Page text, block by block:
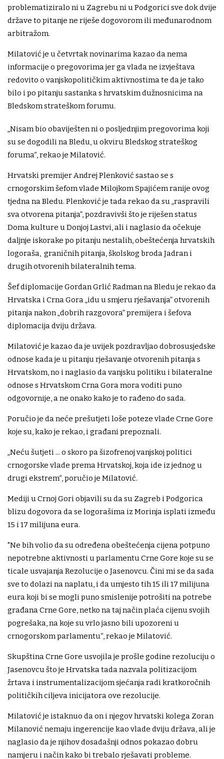
problematiziralo ni u Zagrebu ni u Podgorici sve dok dvije
države to pitanje ne riješe dogovorom ili međunarodnom
arbitražom.
Milatović je u četvrtak novinarima kazao da nema
informacije o pregovorima jer ga vlada ne izvještava
redovito o vanjskopolitičkim aktivnostima te da je tako
bilo i po pitanju sastanka s hrvatskim dužnosnicima na
Bledskom strateškom forumu.
„Nisam bio obaviješten ni o posljednjim pregovorima koji
su se dogodili na Bledu, u okviru Bledskog strateškog
foruma“, rekao je Milatović.
Hrvatski premijer Andrej Plenković sastao se s
crnogorskim šefom vlade Milojkom Spajićem ranije ovog
tjedna na Bledu. Plenković je tada rekao da su „raspravili
sva otvorena pitanja”, pozdravivši što je riješen status
Doma kulture u Donjoj Lastvi, ali i naglasio da očekuje
daljnje iskorake po pitanju nestalih, obeštećenja hrvatskih
logoraša, graničnih pitanja, školskog broda Jadran i
drugih otvorenih bilateralnih tema.
Šef diplomacije Gordan Grlić Radman na Bledu je rekao da
Hrvatska i Crna Gora „idu u smjeru rješavanja” otvorenih
pitanja nakon „dobrih razgovora” premijera i šefova
diplomacija dviju država.
Milatović je kazao da je uvijek pozdravljao dobrosusjedske
odnose kada je u pitanju rješavanje otvorenih pitanja s
Hrvatskom, no i naglasio da vanjsku politiku i bilateralne
odnose s Hrvatskom Crna Gora mora voditi puno
odgovornije, a ne onako kako je to rađeno do sada.
Poručio je da neće prešutjeti loše poteze vlade Crne Gore
koje su, kako je rekao, i građani prepoznali.
„Neću šutjeti ... o skoro pa šizofrenoj vanjskoj politici
crnogorske vlade prema Hrvatskoj, koja ide iz jednog u
drugi ekstrem“, poručio je Milatović.
Mediji u Crnoj Gori objavili su da su Zagreb i Podgorica
blizu dogovora da se logorašima iz Morinja isplati između
15 i 17 milijuna eura.
"Ne bih volio da su određena obeštećenja cijena potpuno
nepotrebne aktivnosti u parlamentu Crne Gore koje su se
ticale usvajanja Rezolucije o Jasenovcu. Čini mi se da sada
sve to dolazi na naplatu, i da umjesto tih 15 ili 17 milijuna
eura koji bi se mogli puno smislenije potrošiti na potrebe
građana Crne Gore, netko na taj način plaća cijenu svojih
pogrešaka, na koje su vrlo jasno bili upozoreni u
crnogorskom parlamentu“, rekao je Milatović.
Skupština Crne Gore usvojila je prošle godine rezoluciju o
Jasenovcu što je Hrvatska tada nazvala politizacijom
žrtava i instrumentalizacijom sjećanja radi kratkoročnih
političkih ciljeva inicijatora ove rezolucije.
Milatović je istaknuo da on i njegov hrvatski kolega Zoran
Milanović nemaju ingerencije kao vlade dviju država, ali je
naglasio da je njihov dosadašnji odnos pokazao dobru
namjeru i način kako bi trebalo rješavati probleme.